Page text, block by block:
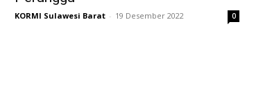
KORMI Sulawesi Barat - 19 Desember 2022 0